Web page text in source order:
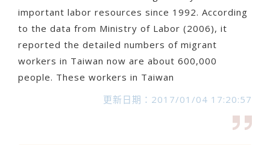
important labor resources since 1992. According
to the data from Ministry of Labor (2006), it
reported the detailed numbers of migrant
workers in Taiwan now are about 600,000
people. These workers in Taiwan
更新日期：2017/01/04 17:20:57